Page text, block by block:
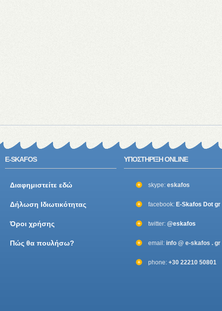
E-SKAFOS
Διαφημιστείτε εδώ
Δήλωση Ιδιωτικότητας
Όροι χρήσης
Πώς θα πουλήσω?
ΥΠΟΣΤΗΡΙΞΗ ONLINE
skype: eskafos
facebook: E-Skafos Dot gr
twitter: @eskafos
email: info @ e-skafos . gr
phone: +30 22210 50801